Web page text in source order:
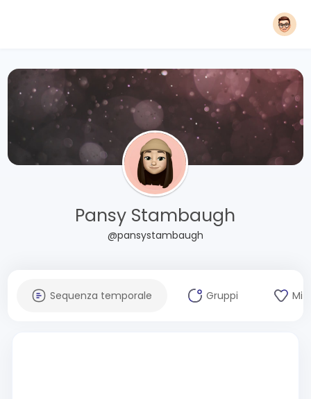
Pansy Stambaugh
@pansystambaugh
Sequenza temporale Gruppi Mi